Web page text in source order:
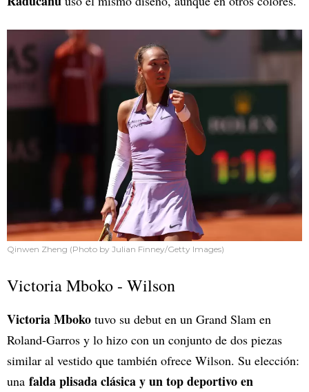
Qinwen Zheng (Photo by Julian Finney/Getty Images)
Victoria Mboko - Wilson
Victoria Mboko tuvo su debut en un Grand Slam en
Roland-Garros y lo hizo con un conjunto de dos piezas
similar al vestido que también ofrece Wilson. Su elección:
una falda plisada clásica y un top deportivo en